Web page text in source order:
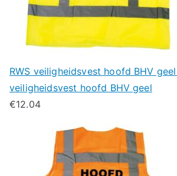
RWS veiligheidsvest hoofd BHV
veiligheidsvest hoofd BHV geel
€12.04